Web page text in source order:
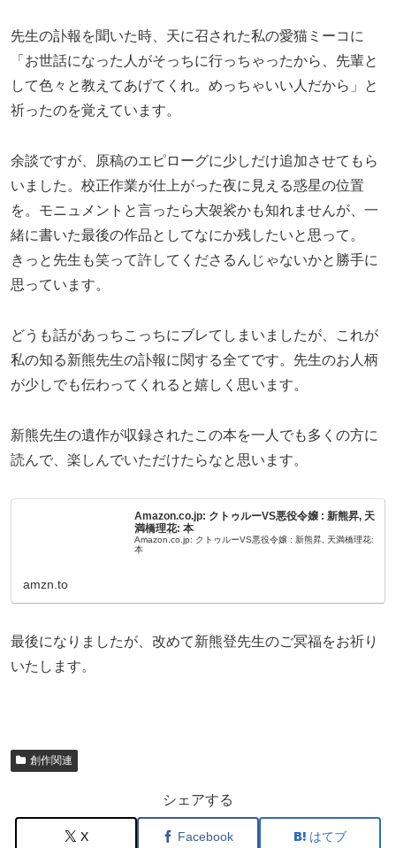
先生の訃報を聞いた時、天に召された私の愛猫ミーコに
「お世話になった人がそっちに行っちゃったから、先輩と
して色々と教えてあげてくれ。めっちゃいい人だから」と
祈ったのを覚えています。
余談ですが、原稿のエピローグに少しだけ追加させてもら
いました。校正作業が仕上がった夜に見える惑星の位置
を。モニュメントと言ったら大袈裟かも知れませんが、一
緒に書いた最後の作品としてなにか残したいと思って。
きっと先生も笑って許してくださるんじゃないかと勝手に
思っています。
どうも話があっちこっちにブレてしまいましたが、これが
私の知る新熊先生の訃報に関する全てです。先生のお人柄
が少しでも伝わってくれると嬉しく思います。
新熊先生の遺作が収録されたこの本を一人でも多くの方に
読んで、楽しんでいただけたらなと思います。
Amazon.co.jp: クトゥルーVS悪役令嬢 : 新熊昇, 天
満橋理花: 本
Amazon.co.jp: クトゥルーVS悪役令嬢 : 新熊昇, 天満橋理花:
本
amzn.to
最後になりましたが、改めて新熊登先生のご冥福をお祈り
いたします。
創作関連
シェアする
X Facebook はてブ